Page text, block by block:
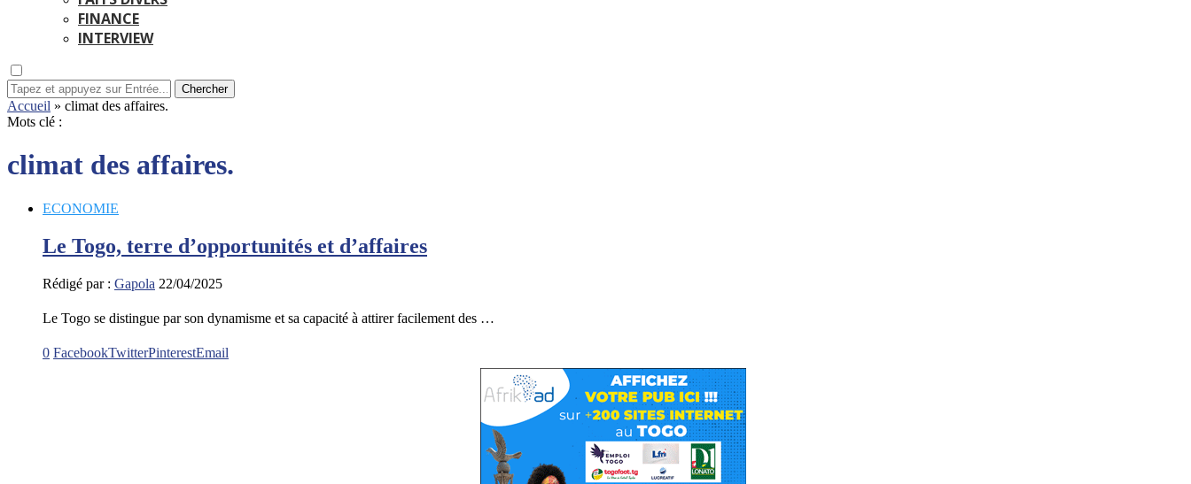
FINANCE
INTERVIEW
Chercher
Accueil » climat des affaires.
Mots clé :
climat des affaires.
ECONOMIE
Le Togo, terre d’opportunités et d’affaires
Rédigé par : Gapola 22/04/2025
Le Togo se distingue par son dynamisme et sa capacité à attirer facilement des …
0 FacebookTwitterPinterestEmail